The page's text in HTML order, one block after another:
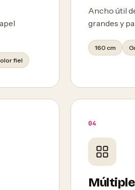
fiel
Ancho útil
grandes y
160 cm
04